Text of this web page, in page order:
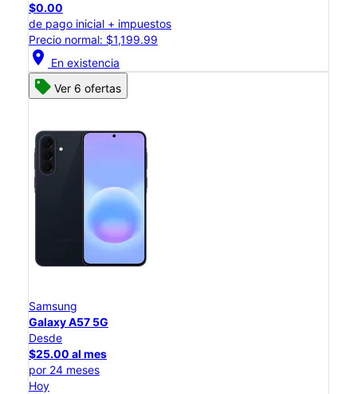
$0.00
de pago inicial + impuestos
Precio normal: $1,199.99
location_on En existencia
Ver 6 ofertas
Samsung
Galaxy A57 5G
Desde
$25.00 al mes
por 24 meses
Hoy